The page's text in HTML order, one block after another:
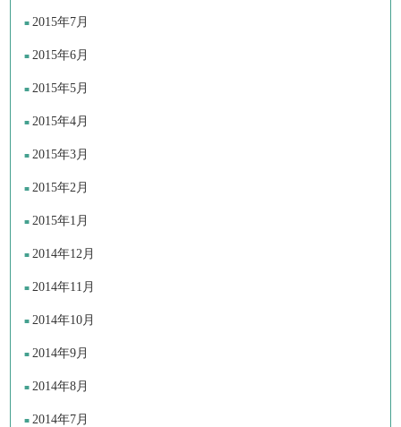
2015年7月
2015年6月
2015年5月
2015年4月
2015年3月
2015年2月
2015年1月
2014年12月
2014年11月
2014年10月
2014年9月
2014年8月
2014年7月